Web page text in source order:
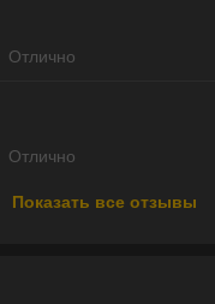
Отлично
Отлично
Показать все отзывы